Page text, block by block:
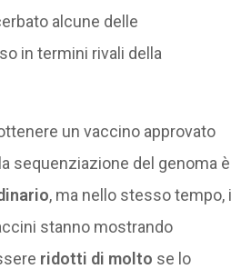
alcune delle
in termini rivali della
un vaccino approvato
sequenziazione del genoma è
, ma nello stesso tempo, i
stanno mostrando
ridotti di molto se lo